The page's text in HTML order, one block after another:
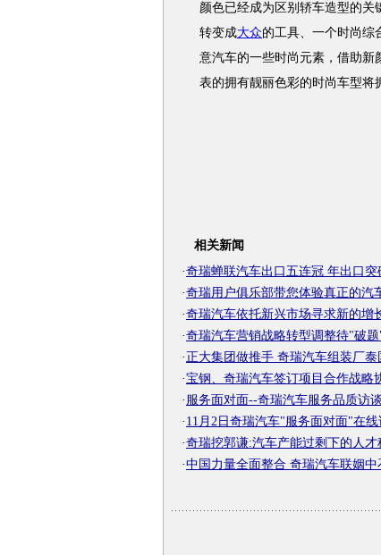
颜色已经成为区别轿车造型的
转变成大众的工具、一个时尚综
意汽车的一些时尚元素，借助新
表的拥有靓丽色彩的时尚车型将
相关新闻
·奇瑞蝉联汽车出口五连冠 年出口突
·奇瑞用户俱乐部带您体验真正的汽
·奇瑞汽车依托新兴市场寻求新的增
·奇瑞汽车营销战略转型调整待"破
· 正大集团做推手 奇瑞汽车组装厂泰
·宝钢、奇瑞汽车签订项目合作战略
· 服务面对面--奇瑞汽车服务品质访
· 11月2日奇瑞汽车"服务面对面"在
·奇瑞挖郭谦:汽车产能过剩下的人才
·中国力量全面整合 奇瑞汽车联姻中